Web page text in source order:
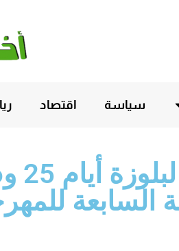
سياسة اقتصاد
السابعة